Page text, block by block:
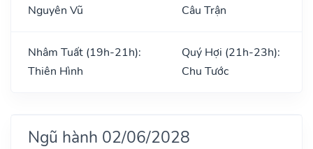
Nguyên Vũ
Câu Trận
Nhâm Tuất (19h-21h):
Thiên Hình
Quý Hợi (21h-23h):
Chu Tước
Ngũ hành 02/06/2028